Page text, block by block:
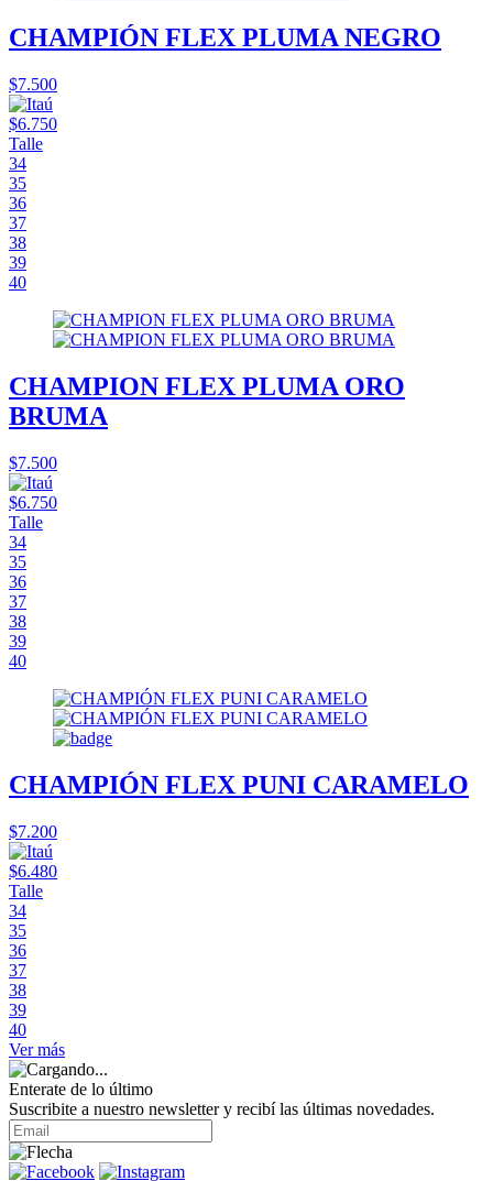
CHAMPIÓN FLEX PLUMA NEGRO
$7.500
$6.750
Talle
34
35
36
37
38
39
40
CHAMPION FLEX PLUMA ORO
BRUMA
$7.500
$6.750
Talle
34
35
36
37
38
39
40
CHAMPIÓN FLEX PUNI CARAMELO
$7.200
$6.480
Talle
34
35
36
37
38
39
40
Ver más
Enterate de lo último
Suscribite a nuestro newsletter y recibí las últimas novedades.